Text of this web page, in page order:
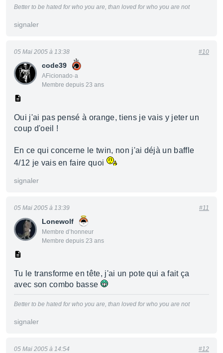
Better to be hated for who you are, than loved for who you are not
signaler
code39
AFicionado·a
Membre depuis 23 ans
05 Mai 2005 à 13:38 #10
Oui j'ai pas pensé à orange, tiens je vais y jeter un
coup d'oeil !
En ce qui concerne le twin, non j'ai déjà un baffle
4/12 je vais en faire quoi
signaler
Lonewolf
Membre d’honneur
Membre depuis 23 ans
05 Mai 2005 à 13:39 #11
Tu le transforme en tête, j'ai un pote qui a fait ça
avec son combo basse
Better to be hated for who you are, than loved for who you are not
signaler
05 Mai 2005 à 14:54 #12